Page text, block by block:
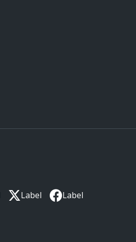
Label Label